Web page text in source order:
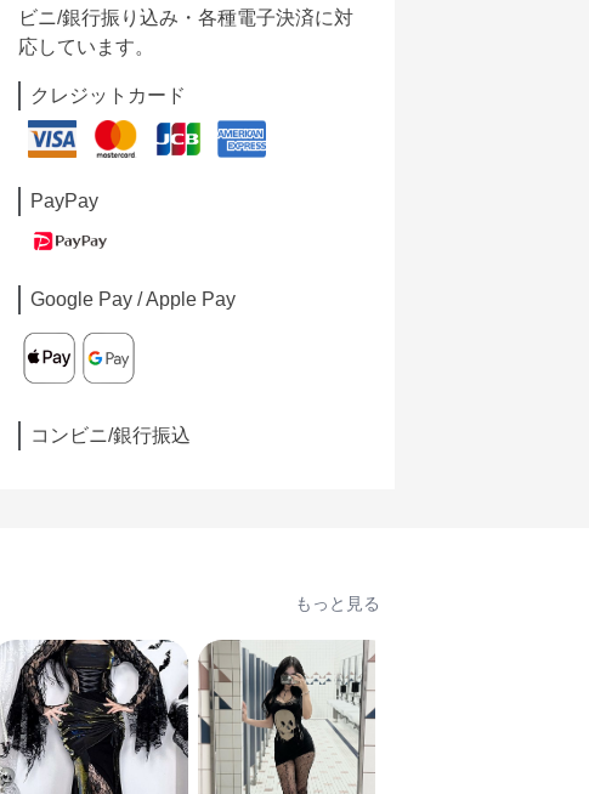
ビニ/銀行振り込み・各種電子決済に対
応しています。
クレジットカード
PayPay
Google Pay / Apple Pay
コンビニ/銀行振込
もっと見る